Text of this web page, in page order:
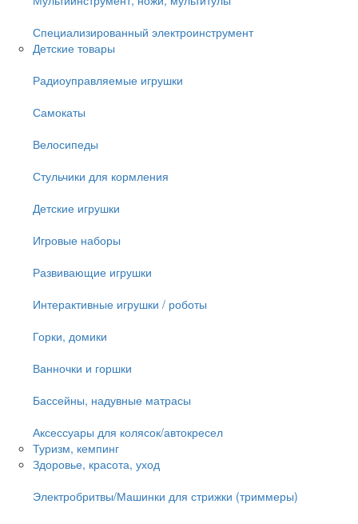
Специализированный электроинструмент
Детские товары
Радиоуправляемые игрушки
Самокаты
Велосипеды
Стульчики для кормления
Детские игрушки
Игровые наборы
Развивающие игрушки
Интерактивные игрушки / роботы
Горки, домики
Ванночки и горшки
Бассейны, надувные матрасы
Аксессуары для колясок/автокресел
Туризм, кемпинг
Здоровье, красота, уход
Электробритвы/Машинки для стрижки (триммеры)